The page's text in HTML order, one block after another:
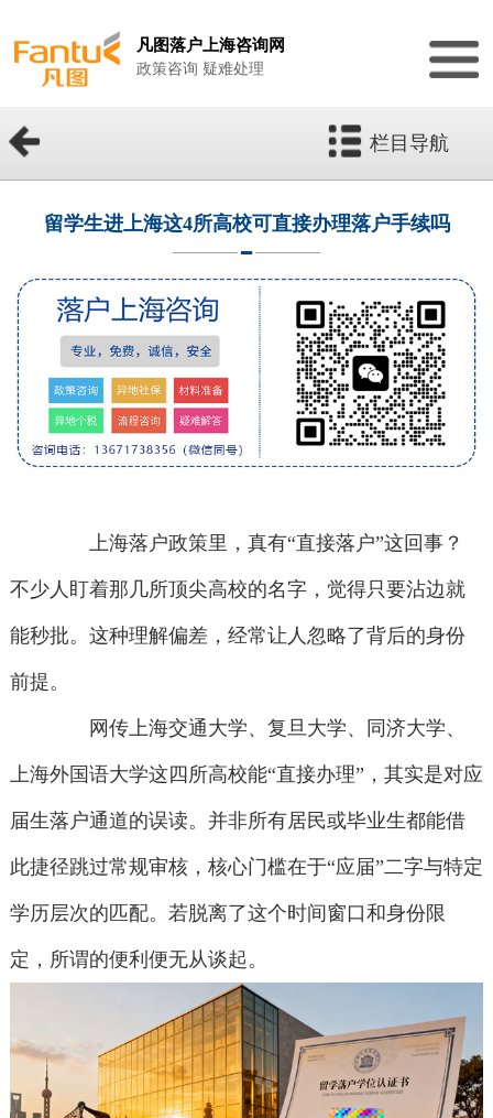
凡图落户上海咨询网
政策咨询 疑难处理
栏目导航
留学生进上海这4所高校可直接办理落户手续吗
上海落户政策里，真有“直接落户”这回事？
不少人盯着那几所顶尖高校的名字，觉得只要沾边就
能秒批。这种理解偏差，经常让人忽略了背后的身份
前提。
网传上海交通大学、复旦大学、同济大学、
上海外国语大学这四所高校能“直接办理”，其实是对应
届生落户通道的误读。并非所有居民或毕业生都能借
此捷径跳过常规审核，核心门槛在于“应届”二字与特定
学历层次的匹配。若脱离了这个时间窗口和身份限
定，所谓的便利便无从谈起。